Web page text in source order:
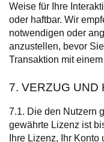
Weise für Ihre
oder haftbar. Wir
notwendigen oder
anzustellen, bevor
Transaktion mit
7. VERZUG UND
7.1. Die den Nutzern
gewährte Lizenz ist
Ihre Lizenz, Ihr